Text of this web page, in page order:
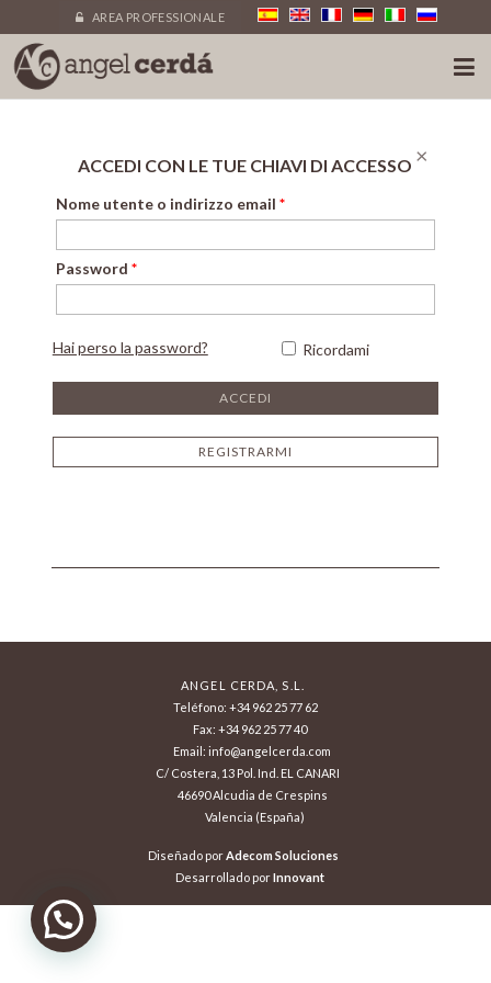
AREA PROFESSIONALE
ACCEDI CON LE TUE CHIAVI DI ACCESSO
Nome utente o indirizzo email *
Password *
Hai perso la password? Ricordami
REGISTRARMI
×
ANGEL CERDA, S.L.
Teléfono: +34 962 25 77 62
Fax: +34 962 25 77 40
Email: info@angelcerda.com
C/ Costera, 13 Pol. Ind. EL CANARI
46690 Alcudia de Crespins
Valencia (España)
Diseñado porAdecom Soluciones
Desarrollado porInnovant